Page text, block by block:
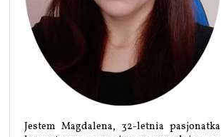
Jestem Magdalena, 32-letnia pasjonatka